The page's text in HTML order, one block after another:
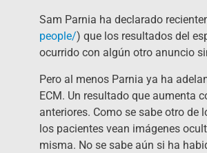
Sam Parnia ha declarado
people/) que los resultados del
ocurrido con algún otro anuncio
Pero al menos Parnia ya ha
ECM. Un resultado que aumenta
anteriores. Como se sabe otro de
los pacientes vean imágenes
misma. No se sabe aún si ha